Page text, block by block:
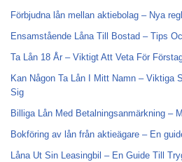
Förbjudna lån mellan aktiebolag – Nya
Ensamstående Låna Till Bostad – Tips
Ta Lån 18 År – Viktigt Att Veta För
Kan Någon Ta Lån I Mitt Namn – Viktiga
Sig
Billiga Lån Med Betalningsanmärkning –
Bokföring av lån från aktieägare – En
Låna Ut Sin Leasingbil – En Guide Till